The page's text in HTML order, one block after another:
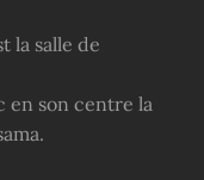
la salle de
en son centre la